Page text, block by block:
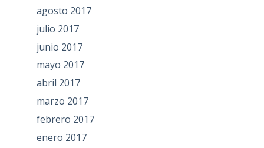
agosto 2017
julio 2017
junio 2017
mayo 2017
abril 2017
marzo 2017
febrero 2017
enero 2017